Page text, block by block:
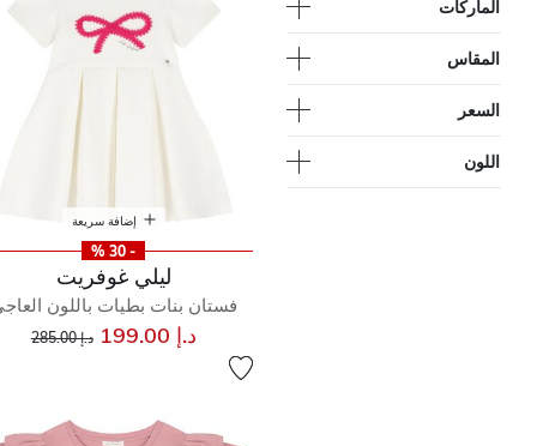
الماركات
المقاس
السعر
اللون
إضافة سريعة
- 30 %
ليلي غوفريت
فستان بنات بطيات باللون
د.إ 199.00 سعر مخفض مند.إ 285.00 إلى